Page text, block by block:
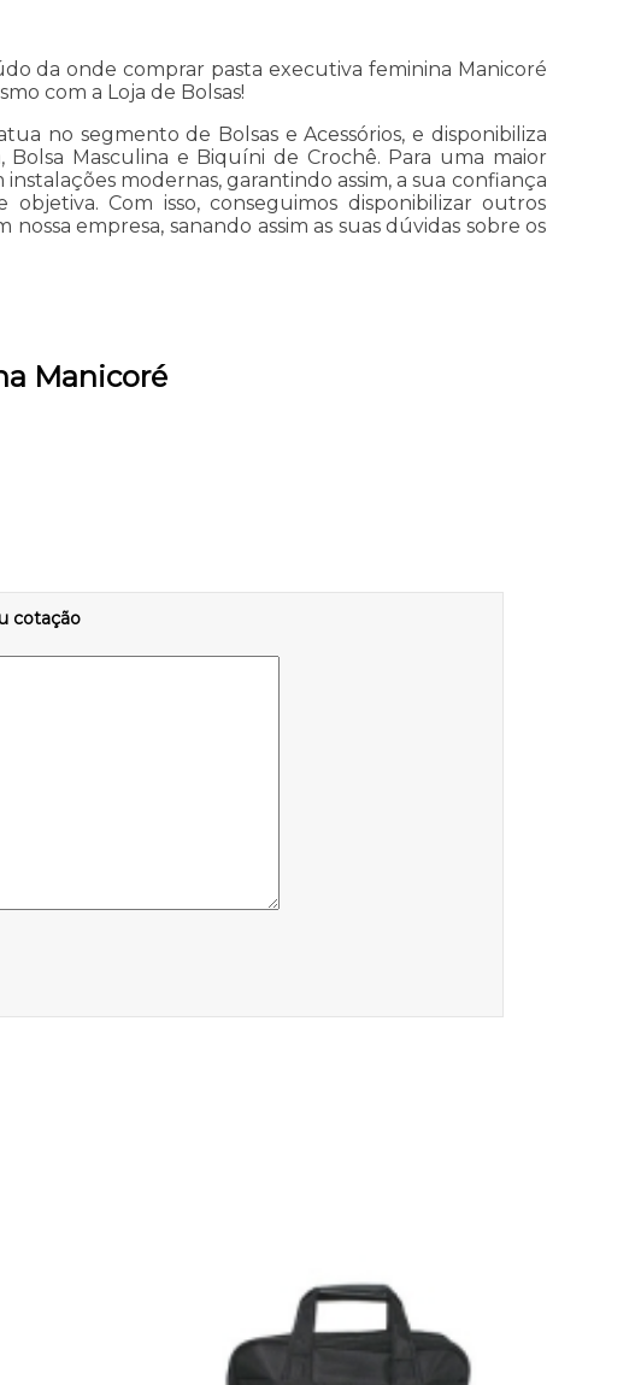
da onde comprar pasta executiva feminina Manicoré
com a Loja de Bolsas!
no segmento de Bolsas e Acessórios, e disponibiliza
Bolsa Masculina e Biquíni de Crochê. Para uma maior
modernas, garantindo assim, a sua confiança
Com isso, conseguimos disponibilizar outros
empresa, sanando assim as suas dúvidas sobre os
Manicoré
cotação